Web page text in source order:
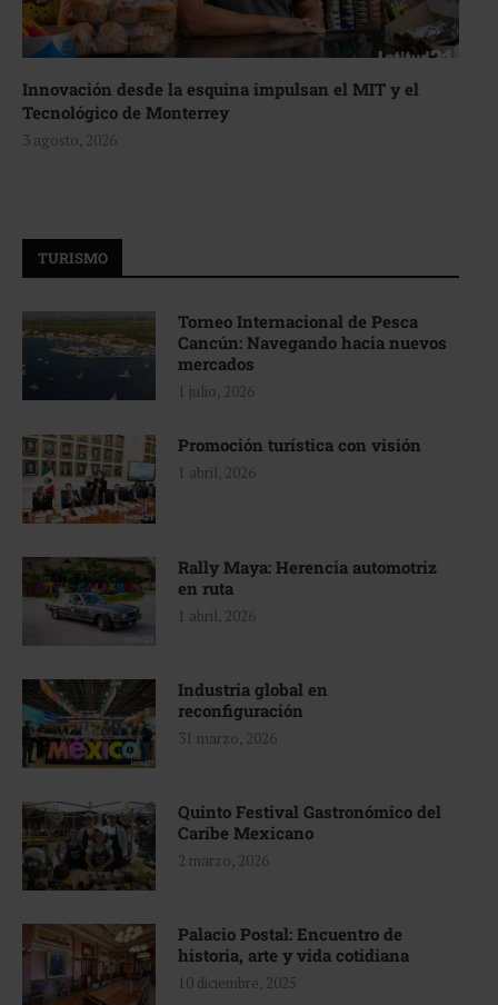
Innovación desde la esquina impulsan el MIT y el
Tecnológico de Monterrey
3 agosto, 2026
TURISMO
Torneo Internacional de Pesca
Cancún: Navegando hacia nuevos
mercados
1 julio, 2026
Promoción turística con visión
1 abril, 2026
Rally Maya: Herencia automotriz
en ruta
1 abril, 2026
Industria global en
reconfiguración
31 marzo, 2026
Quinto Festival Gastronómico del
Caribe Mexicano
2 marzo, 2026
Palacio Postal: Encuentro de
historia, arte y vida cotidiana
10 diciembre, 2025